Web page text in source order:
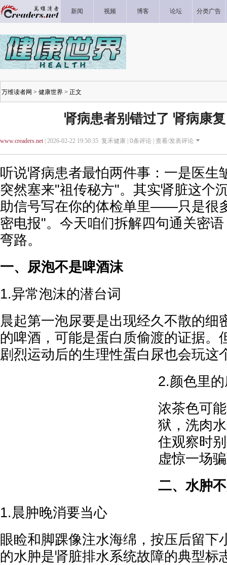
新闻 视频 博客 论坛 分类广告
万维读者网 > 健康世界 > 正文
肾病患者别错过了 肾病康
www.creaders.net| 2026-02-22 19:50:35 复禾健康 | 0条评论 | 查看/发表评论
听说肾病患者最怕两件事：一是医生
突然塞来"祖传秘方"。其实肾脏这个
助信号写在你的体检单里——只是很
密电报"。今天咱们拆解四句通关密
弯路。
一、尿泡不是啤酒沫
1.异常泡沫的潜台词
晨起第一泡尿要是出现经久不散的细
的啤酒，可能是蛋白质偷渡的证据。
剧烈运动后的生理性蛋白尿也会玩这
2.颜色里
浓茶色可
狱，洗肉
住观察时
虚惊一场
二、水肿
1.晨肿晚消要当心
眼睑和脚踝像注水海绵，按压后留下
的水肿是肾脏排水系统故障的典型标